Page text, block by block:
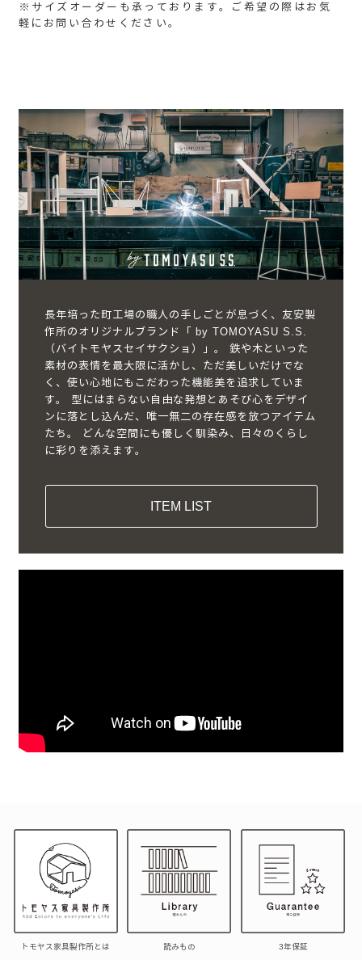
※サイズオーダーも承っております。ご希望の際はお気
軽にお問い合わせください。
長年培った町工場の職人の手しごとが息づく、友安製
作所のオリジナルブランド「 by TOMOYASU S.S.
（バイトモヤスセイサクショ）」。 鉄や木といった
素材の表情を最大限に活かし、ただ美しいだけでな
く、使い心地にもこだわった機能美を追求していま
す。 型にはまらない自由な発想とあそび心をデザイ
ンに落とし込んだ、唯一無二の存在感を放つアイテム
たち。 どんな空間にも優しく馴染み、日々のくらし
に彩りを添えます。
ITEM LIST
トモヤス家具製作所とは 読みもの 3年保証